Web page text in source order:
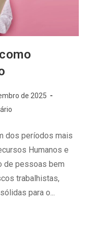
de 2025
dos períodos mais
Humanos e
de pessoas bem
trabalhistas,
para o...